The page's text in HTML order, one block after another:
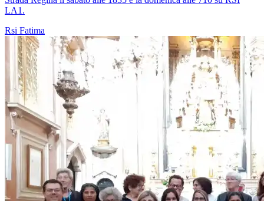
LA1.
Rsi Fatima